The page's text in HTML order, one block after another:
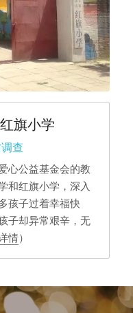
旗小学
查
心公益基金会的教
和红旗小学，深入
孩子过着幸福快
子却异常艰辛，无
情）